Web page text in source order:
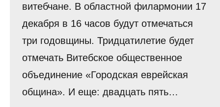
витебчане. В областной филармонии 17
декабря в 16 часов будут отмечаться
три годовщины. Тридцатилетие будет
отмечать Витебское общественное
объединение «Городская еврейская
община». И еще: двадцать пять…